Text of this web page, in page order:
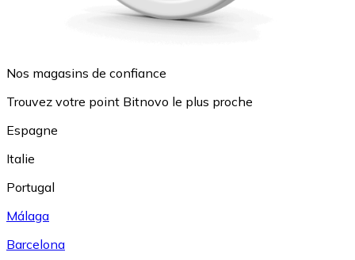
Nos magasins de confiance
Trouvez votre point Bitnovo le plus proche
Espagne
Italie
Portugal
Málaga
Barcelona